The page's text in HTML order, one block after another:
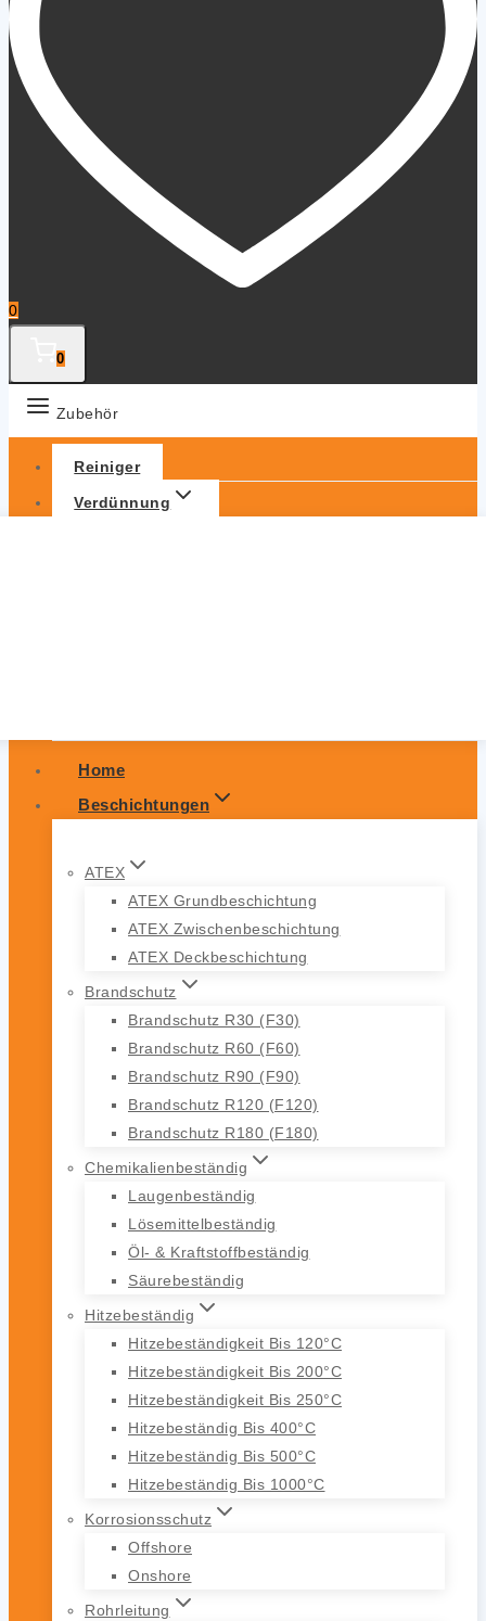
0
0
Zubehör
Reiniger
Verdünnung
Home
Beschichtungen
ATEX
ATEX Grundbeschichtung
ATEX Zwischenbeschichtung
ATEX Deckbeschichtung
Brandschutz
Brandschutz R30 (F30)
Brandschutz R60 (F60)
Brandschutz R90 (F90)
Brandschutz R120 (F120)
Brandschutz R180 (F180)
Chemikalienbeständig
Laugenbeständig
Lösemittelbeständig
Öl- & Kraftstoffbeständig
Säurebeständig
Hitzebeständig
Hitzebeständigkeit Bis 120°C
Hitzebeständigkeit Bis 200°C
Hitzebeständigkeit Bis 250°C
Hitzebeständig Bis 400°C
Hitzebeständig Bis 500°C
Hitzebeständig Bis 1000°C
Korrosionsschutz
Offshore
Onshore
Rohrleitung